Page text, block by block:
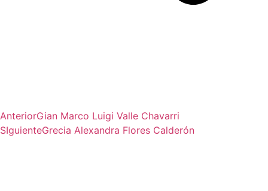
AnteriorGian Marco Luigi Valle Chavarri
SIguienteGrecia Alexandra Flores Calderón